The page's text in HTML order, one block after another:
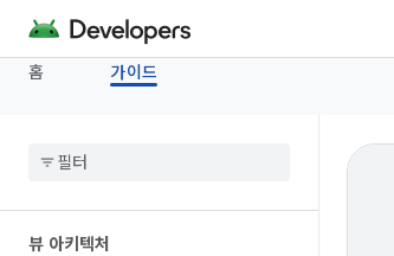
홈 가이드
뷰 아키텍처